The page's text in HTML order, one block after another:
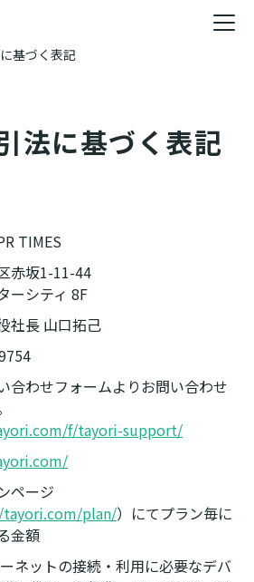
基づく表記
法に基づく表記
TIMES
赤坂1-11-44
ーシティ 8F
社長 山口拓己
合わせフォームよりお問い合わせ
f/tayori-support/
ページ
plan/）にてプラン毎に
金額
ネットの接続・利用に必要なデバ